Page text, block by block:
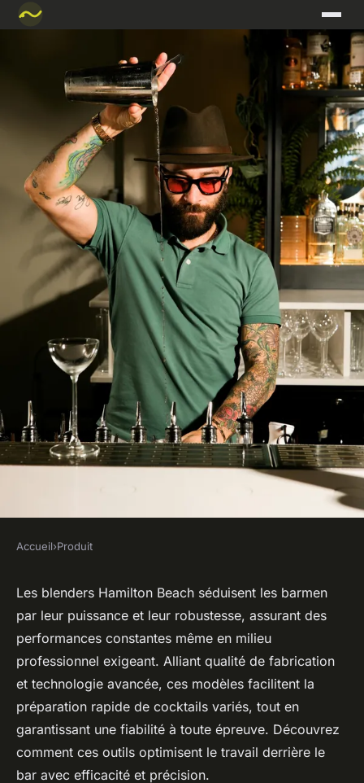
Le blender hamilton beach :
performance et qualité au
service des barmen
Mathéo•10 octobre 2025• 6 min de lecture
Accueil›Produit
Les blenders Hamilton Beach séduisent les barmen
par leur puissance et leur robustesse, assurant des
performances constantes même en milieu
professionnel exigeant. Alliant qualité de fabrication
et technologie avancée, ces modèles facilitent la
préparation rapide de cocktails variés, tout en
garantissant une fiabilité à toute épreuve. Découvrez
comment ces outils optimisent le travail derrière le
bar avec efficacité et précision.